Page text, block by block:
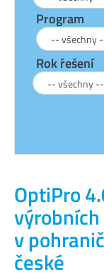
OptiPro
v
české
Program
Rok řešení